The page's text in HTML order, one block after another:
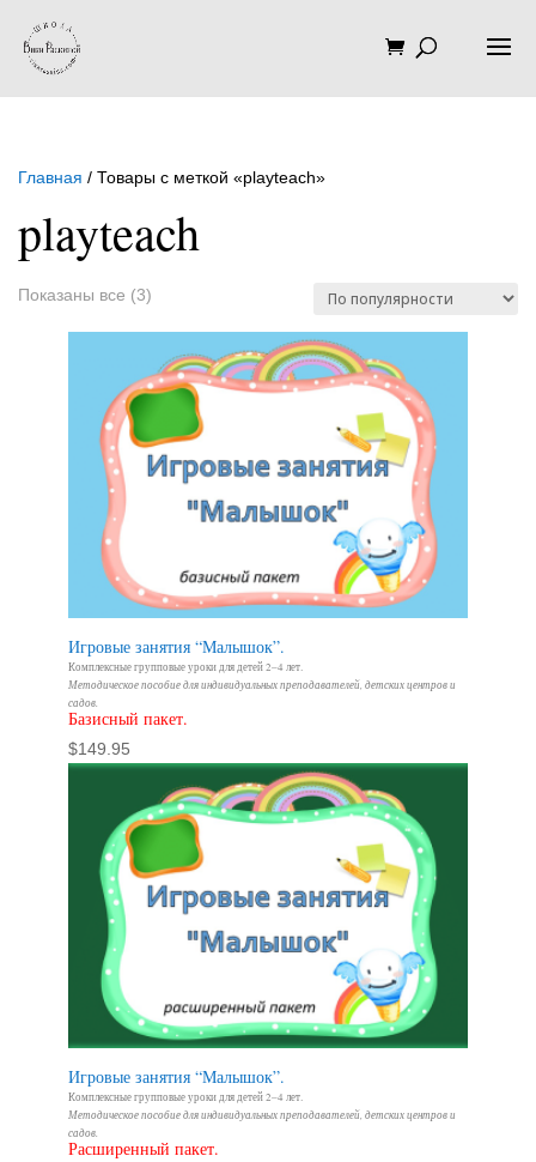
Главная / Товары с меткой «playteach»
playteach
Показаны все (3)
Игровые занятия “Малышок”.
Комплексные групповые уроки для детей 2–4 лет.
Методическое пособие для индивидуальных преподавателей, детских центров и
садов.
Базисный пакет.
$149.95
Игровые занятия “Малышок”.
Комплексные групповые уроки для детей 2–4 лет.
Методическое пособие для индивидуальных преподавателей, детских центров и
садов.
Расширенный пакет.